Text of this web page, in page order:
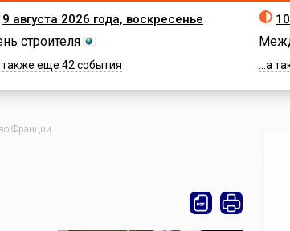
9 августа 2026 года, воскресенье
строителя
также еще 42 события ...а
Франции